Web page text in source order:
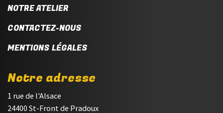
NOTRE ATELIER
CONTACTEZ-NOUS
MENTIONS LÉGALES
Notre adresse
1 rue de l'Alsace
24400 St-Front de Pradoux